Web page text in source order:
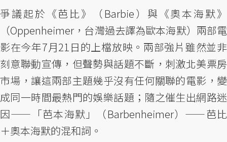
爭議起於《芭比》（Barbie）與《奧本海默》
（Oppenheimer，台灣過去譯為歐本海默）兩部電
影在今年7月21日的上檔放映。兩部強片雖然並非
刻意聯動宣傳，但聲勢與話題不斷，刺激北美票房
市場，讓這兩部主題幾乎沒有任何關聯的電影，變
成同一時間最熱門的娛樂話題；隨之催生出網路迷
因——「芭本海默」（Barbenheimer）——芭比
＋奧本海默的混和詞。